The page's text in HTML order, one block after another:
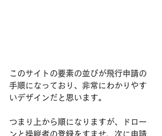
このサイトの要素の並びが飛行申請の
手順になっており、非常にわかりやす
いデザインだと思います。
つまり上から順になりますが、ドロー
ンと操縦者の登録をすませ、次に申請